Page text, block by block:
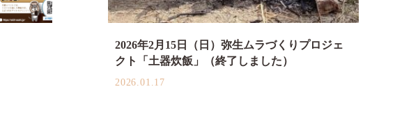
2026年2月15日（日）弥生ムラづくりプロジェ
クト「土器炊飯」（終了しました）
2026.01.17